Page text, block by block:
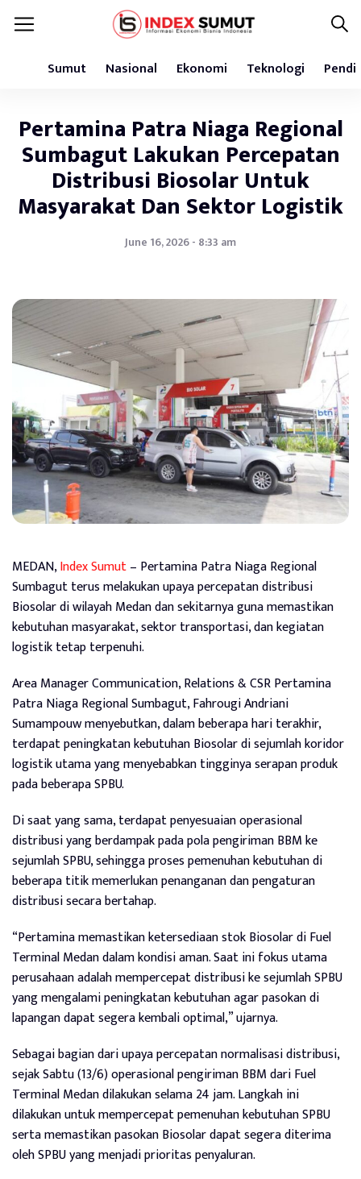
Sumut Nasional Ekonomi Teknologi
Pertamina Patra Niaga Regional
Sumbagut Lakukan Percepatan
Distribusi Biosolar Untuk
Masyarakat Dan Sektor Logistik
June 16, 2026 - 8:33 am
MEDAN,Index Sumut– Pertamina Patra Niaga Regional
Sumbagut terus melakukan upaya percepatan distribusi
Biosolar di wilayah Medan dan sekitarnya guna memastikan
kebutuhan masyarakat, sektor transportasi, dan kegiatan
logistik tetap terpenuhi.
Area Manager Communication, Relations & CSR Pertamina
Patra Niaga Regional Sumbagut, Fahrougi Andriani
Sumampouw menyebutkan, dalam beberapa hari terakhir,
terdapat peningkatan kebutuhan Biosolar di sejumlah koridor
logistik utama yang menyebabkan tingginya serapan produk
pada beberapa SPBU.
Di saat yang sama, terdapat penyesuaian operasional
distribusi yang berdampak pada pola pengiriman BBM ke
sejumlah SPBU, sehingga proses pemenuhan kebutuhan di
beberapa titik memerlukan penanganan dan pengaturan
distribusi secara bertahap.
“Pertamina memastikan ketersediaan stok Biosolar di Fuel
Terminal Medan dalam kondisi aman. Saat ini fokus utama
perusahaan adalah mempercepat distribusi ke sejumlah SPBU
yang mengalami peningkatan kebutuhan agar pasokan di
lapangan dapat segera kembali optimal,” ujarnya.
Sebagai bagian dari upaya percepatan normalisasi distribusi,
sejak Sabtu (13/6) operasional pengiriman BBM dari Fuel
Terminal Medan dilakukan selama 24 jam. Langkah ini
dilakukan untuk mempercepat pemenuhan kebutuhan SPBU
serta memastikan pasokan Biosolar dapat segera diterima
oleh SPBU yang menjadi prioritas penyaluran.